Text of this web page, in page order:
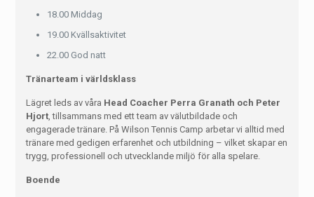
18.00 Middag
19.00 Kvällsaktivitet
22.00 God natt
Tränarteam i världsklass
Lägret leds av våra Head Coacher Perra Granath och Peter
Hjort, tillsammans med ett team av välutbildade och
engagerade tränare. På Wilson Tennis Camp arbetar vi alltid med
tränare med gedigen erfarenhet och utbildning – vilket skapar en
trygg, professionell och utvecklande miljö för alla spelare.
Boende